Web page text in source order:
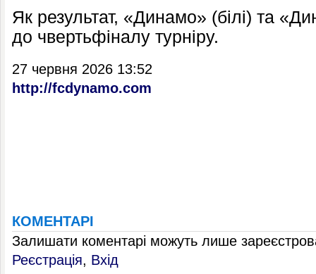
Як результат, «Динамо» (білі) та
до чвертьфіналу турніру.
27 червня 2026 13:52
http://fcdynamo.com
КОМЕНТАРІ
Залишати коментарі можуть лише
Реєстрація, Вхід